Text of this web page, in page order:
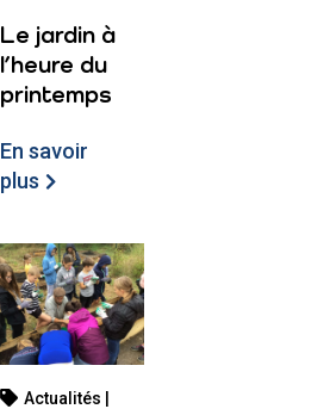
Le jardin à
l’heure du
printemps
En savoir
plus
Actualités |